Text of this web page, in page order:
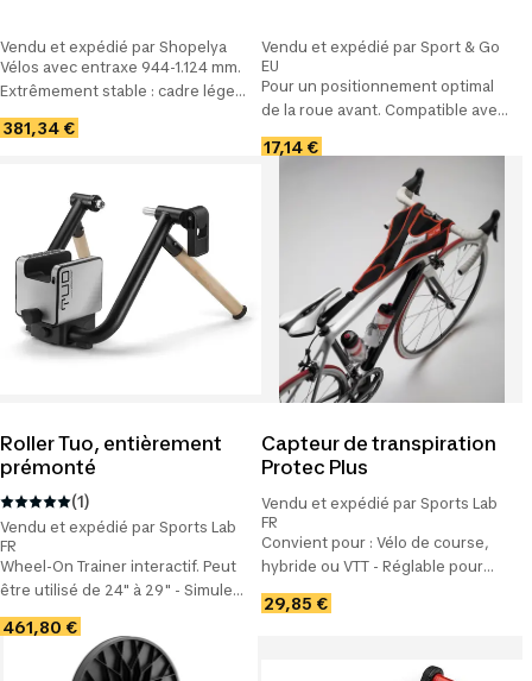
Vendu et expédié par Shopelya
Vélos avec entraxe 944-1.124 mm.
Extrêmement stable : cadre léger
en thermoplastique très résistant.
Compatible avec le capteur
381,34 €
Vendu et expédié par Sport & Go
EU
Pour un positionnement optimal
de la roue avant. Compatible avec
le VTT et le vélo de course.
Matériau thermoplastique
17,14 €
Roller Tuo, entièrement
prémonté
(1)
Vendu et expédié par Sports Lab
FR
Wheel-On Trainer interactif. Peut
être utilisé de 24" à 29" - Simule
des pentes jusqu'à 10% - Mesure
de la cadence sans capteur.
Système de blocage Fast Fixing.
461,80 €
Capteur de transpiration
Protec Plus
Vendu et expédié par Sports Lab
FR
Convient pour : Vélo de course,
hybride ou VTT - Réglable pour
s'adapter à différents vélos, se
pose le long du tube supérieur.
29,85 €